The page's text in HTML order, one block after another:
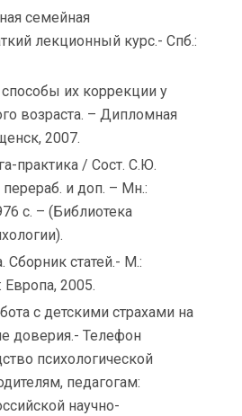
семейная
лекционный курс.- Спб.:
их коррекции у
возраста. – Дипломная
2007.
практика / Сост. С.Ю.
и доп. – Мн.:
с. – (Библиотека
Сборник статей.- М.:
Европа, 2005.
с детскими страхами на
доверия.- Телефон
психологической
педагогам:
научно-